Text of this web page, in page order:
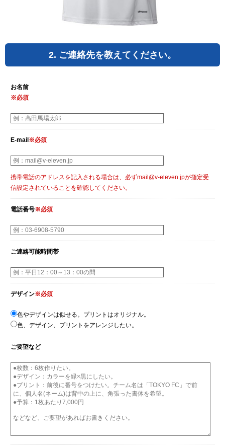
2. ご連絡先を教えてください。
お名前
※必須
E-mail ※必須
携帯電話のアドレスを記入される場合は、必ずmail@v-eleven.jpが指定受
信設定されていることを確認してください。
電話番号※必須
ご連絡可能時間帯
デザイン※必須
色やデザインは似せる。プリントはオリジナル。
色、デザイン、プリントをアレンジしたい。
ご要望など